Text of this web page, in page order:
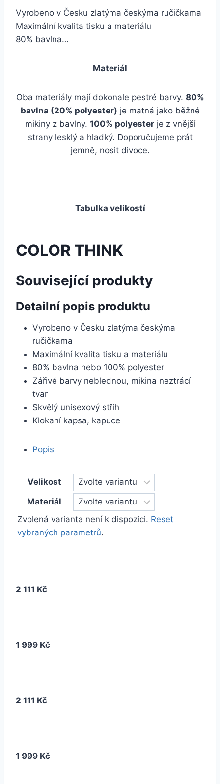
Vyrobeno v Česku zlatýma českýma ručičkama
Maximální kvalita tisku a materiálu
80% bavlna…
Materiál
Oba materiály mají dokonale pestré barvy. 80%
bavlna (20% polyester) je matná jako běžné
mikiny z bavlny. 100% polyesterje z vnější
strany lesklý a hladký. Doporučujeme prát
jemně, nosit divoce.
Tabulka velikostí
COLOR THINK
Související produkty
Detailní popis produktu
Vyrobeno v Česku zlatýma českýma
ručičkama
Maximální kvalita tisku a materiálu
80% bavlna nebo 100% polyester
Zářivé barvy neblednou, mikina neztrácí
tvar
Skvělý unisexový střih
Klokaní kapsa, kapuce
Popis
Velikost
Materiál
Zvolená varianta není k dispozici. Reset
vybraných parametrů.
2 111 Kč
1 999 Kč
2 111 Kč
1 999 Kč